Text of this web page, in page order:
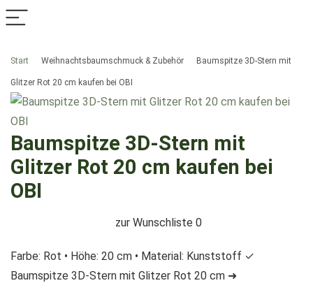
Start Weihnachtsbaumschmuck & Zubehör Baumspitze 3D-Stern mit
Glitzer Rot 20 cm kaufen bei OBI
Baumspitze 3D-Stern mit
Glitzer Rot 20 cm kaufen bei
OBI
zur Wunschliste 0
Farbe: Rot • Höhe: 20 cm • Material: Kunststoff ✓
Baumspitze 3D-Stern mit Glitzer Rot 20 cm ➜